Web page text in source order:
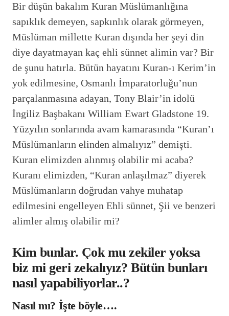
Bir düşün bakalım Kuran Müslümanlığına
sapıklık demeyen, sapkınlık olarak görmeyen,
Müslüman millette Kuran dışında her şeyi din
diye dayatmayan kaç ehli sünnet alimin var? Bir
de şunu hatırla. Bütün hayatını Kuran-ı Kerim’in
yok edilmesine, Osmanlı İmparatorluğu’nun
parçalanmasına adayan, Tony Blair’in idolü
İngiliz Başbakanı William Ewart Gladstone 19.
Yüzyılın sonlarında avam kamarasında “Kuran’ı
Müslümanların elinden almalıyız” demişti.
Kuran elimizden alınmış olabilir mi acaba?
Kuranı elimizden, “Kuran anlaşılmaz” diyerek
Müslümanların doğrudan vahye muhatap
edilmesini engelleyen Ehli sünnet, Şii ve benzeri
alimler almış olabilir mi?
Kim bunlar. Çok mu zekiler yoksa
biz mi geri zekalıyız? Bütün bunları
nasıl yapabiliyorlar..?
Nasıl mı? İşte böyle….